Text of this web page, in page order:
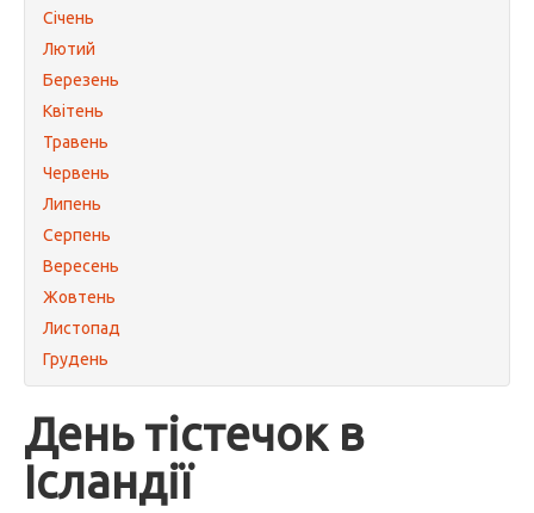
Січень
Лютий
Березень
Квітень
Травень
Червень
Липень
Серпень
Вересень
Жовтень
Листопад
Грудень
День тістечок в
Ісландії